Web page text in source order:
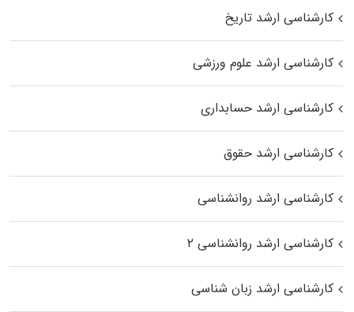
کارشناسی ارشد تاریخ
کارشناسی ارشد علوم ورزشی
کارشناسی ارشد حسابداری
کارشناسی ارشد حقوق
کارشناسی ارشد روانشناسی
کارشناسی ارشد روانشناسی ۲
کارشناسی ارشد زبان شناسی